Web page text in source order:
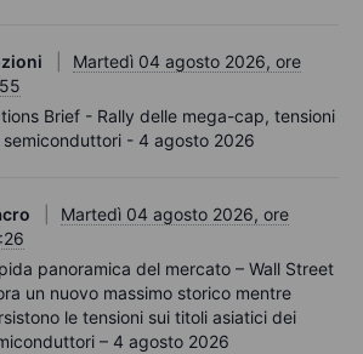
Martedì 04 agosto 2026, ore
Brief - Rally delle mega-cap, tensioni
semiconduttori - 4 agosto 2026
Martedì 04 agosto 2026, ore
panoramica del mercato – Wall Street
un nuovo massimo storico mentre
le tensioni sui titoli asiatici dei
– 4 agosto 2026